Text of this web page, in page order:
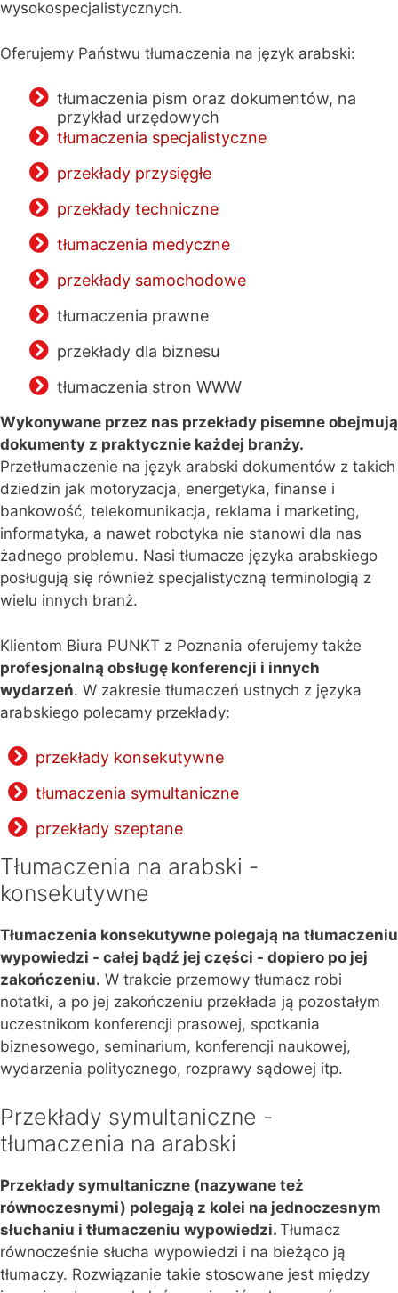
wysokospecjalistycznych.
Oferujemy Państwu tłumaczenia na język arabski:
tłumaczenia pism oraz dokumentów, na
przykład urzędowych
tłumaczenia specjalistyczne
przekłady przysięgłe
przekłady techniczne
tłumaczenia medyczne
przekłady samochodowe
tłumaczenia prawne
przekłady dla biznesu
tłumaczenia stron WWW
Wykonywane przez nas przekłady pisemne obejmują
dokumenty z praktycznie każdej branży.
Przetłumaczenie na język arabski dokumentów z takich
dziedzin jak motoryzacja, energetyka, finanse i
bankowość, telekomunikacja, reklama i marketing,
informatyka, a nawet robotyka nie stanowi dla nas
żadnego problemu. Nasi tłumacze języka arabskiego
posługują się również specjalistyczną terminologią z
wielu innych branż.
Klientom Biura PUNKT z Poznania oferujemy także
profesjonalną obsługę konferencji i innych
wydarzeń. W zakresie tłumaczeń ustnych z języka
arabskiego polecamy przekłady:
przekłady konsekutywne
tłumaczenia symultaniczne
przekłady szeptane
Tłumaczenia na arabski -
konsekutywne
Tłumaczenia konsekutywne polegają na tłumaczeniu
wypowiedzi - całej bądź jej części - dopiero po jej
zakończeniu. W trakcie przemowy tłumacz robi
notatki, a po jej zakończeniu przekłada ją pozostałym
uczestnikom konferencji prasowej, spotkania
biznesowego, seminarium, konferencji naukowej,
wydarzenia politycznego, rozprawy sądowej itp.
Przekłady symultaniczne -
tłumaczenia na arabski
Przekłady symultaniczne (nazywane też
równoczesnymi) polegają z kolei na jednoczesnym
słuchaniu i tłumaczeniu wypowiedzi. Tłumacz
równocześnie słucha wypowiedzi i na bieżąco ją
tłumaczy. Rozwiązanie takie stosowane jest między